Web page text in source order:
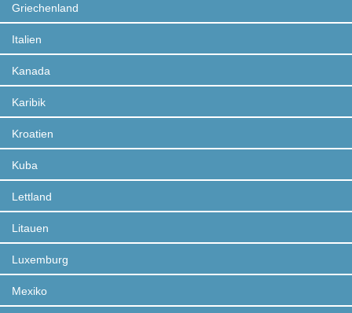
Griechenland
Italien
Kanada
Karibik
Kroatien
Kuba
Lettland
Litauen
Luxemburg
Mexiko